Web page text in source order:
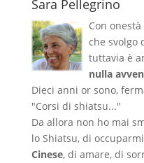
Sara Pellegrino
Con
che svolgo
tuttavia è
nulla
Dieci anni or sono,
"Corsi di shiatsu..."
Da allora non ho mai
lo Shiatsu, di
Cinese, di amare, di